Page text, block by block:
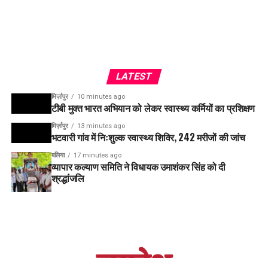
LATEST
मिर्ज़ापुर 10 minutes ago
टीबी मुक्त भारत अभियान को लेकर स्वास्थ्य कर्मियों का प्रशिक्षण
मिर्ज़ापुर 13 minutes ago
भटवारी गांव में निःशुल्क स्वास्थ्य शिविर, 242 मरीजों की जांच
बलिया 17 minutes ago
व्यापार कल्याण समिति ने विधायक उमाशंकर सिंह को दी
श्रद्धांजलि